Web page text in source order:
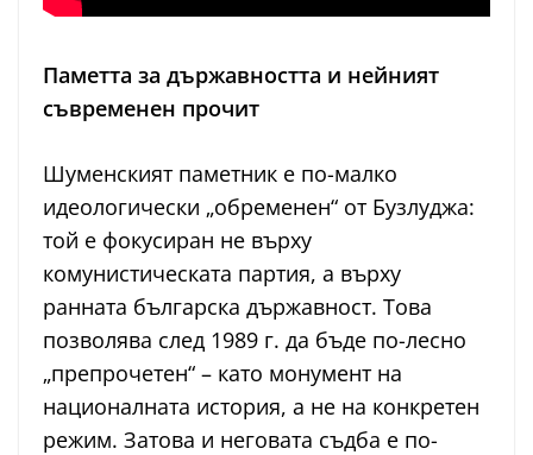
Паметта за държавността и нейният
съвременен прочит
Шуменският паметник е по-малко
идеологически „обременен“ от Бузлуджа:
той е фокусиран не върху
комунистическата партия, а върху
ранната българска държавност. Това
позволява след 1989 г. да бъде по-лесно
„препрочетен“ – като монумент на
националната история, а не на конкретен
режим. Затова и неговата съдба е по-